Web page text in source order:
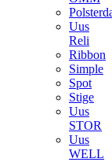
Uus
Reli
Ribbon
Simple
Spot
Stige
Uus
STOR
Uus
WELL